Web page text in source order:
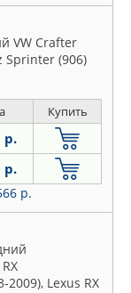
VW Crafter
Sprinter (906)
Купить
р.
р.
р.
2009), Lexus RX